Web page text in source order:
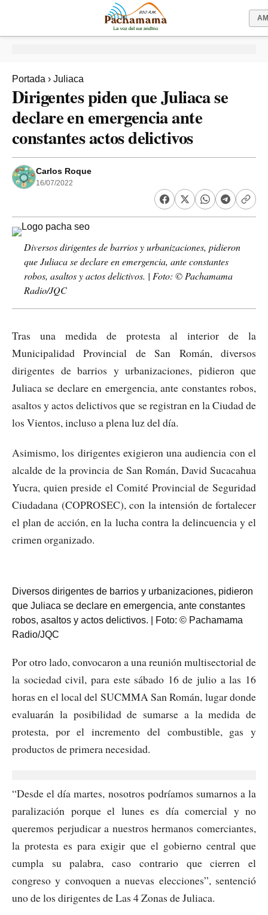
Portada › Juliaca
Dirigentes piden que Juliaca se
declare en emergencia ante
constantes actos delictivos
Carlos Roque
16/07/2022
Diversos dirigentes de barrios y urbanizaciones, pidieron
que Juliaca se declare en emergencia, ante constantes
robos, asaltos y actos delictivos. | Foto: © Pachamama
Radio/JQC
Tras una medida de protesta al interior de la
Municipalidad Provincial de San Román, diversos
dirigentes de barrios y urbanizaciones, pidieron que
Juliaca se declare en emergencia, ante constantes robos,
asaltos y actos delictivos que se registran en la Ciudad de
los Vientos, incluso a plena luz del día.
Asimismo, los dirigentes exigieron una audiencia con el
alcalde de la provincia de San Román, David Sucacahua
Yucra, quien preside el Comité Provincial de Seguridad
Ciudadana (COPROSEC), con la intensión de fortalecer
el plan de acción, en la lucha contra la delincuencia y el
crimen organizado.
Diversos dirigentes de barrios y urbanizaciones, pidieron
que Juliaca se declare en emergencia, ante constantes
robos, asaltos y actos delictivos. | Foto: © Pachamama
Radio/JQC
Por otro lado, convocaron a una reunión multisectorial de
la sociedad civil, para este sábado 16 de julio a las 16
horas en el local del SUCMMA San Román, lugar donde
evaluarán la posibilidad de sumarse a la medida de
protesta, por el incremento del combustible, gas y
productos de primera necesidad.
“Desde el día martes, nosotros podríamos sumarnos a la
paralización porque el lunes es día comercial y no
queremos perjudicar a nuestros hermanos comerciantes,
la protesta es para exigir que el gobierno central que
cumpla su palabra, caso contrario que cierren el
congreso y convoquen a nuevas elecciones”, sentenció
uno de los dirigentes de Las 4 Zonas de Juliaca.